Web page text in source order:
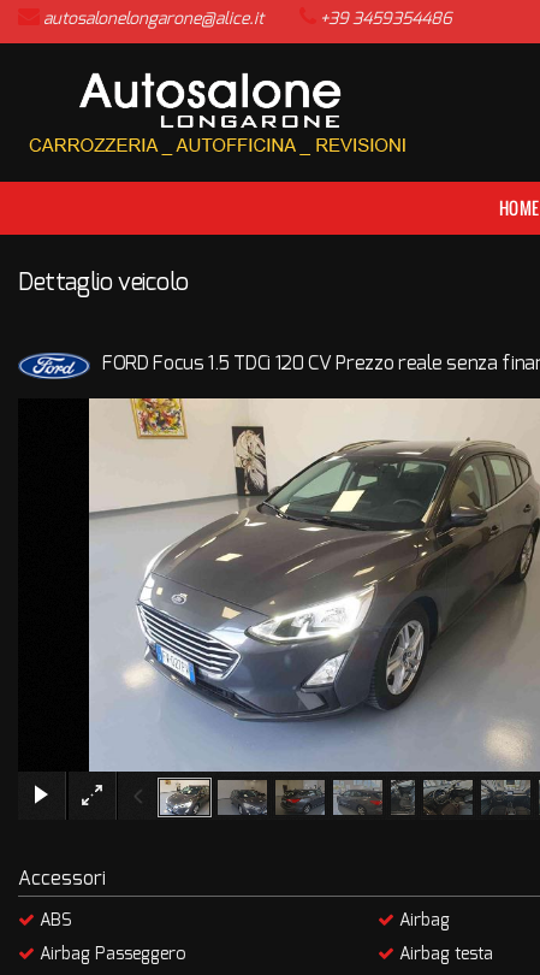
LISTA VEICOLI
autosalonelongarone@alice.it +39 3459354486
HOME
Dettaglio veicolo
FORD Focus 1.5 TDCi 120 CV Prezzo reale senza
Accessori
ABS
Airbag Passeggero
Airbag
Airbag testa